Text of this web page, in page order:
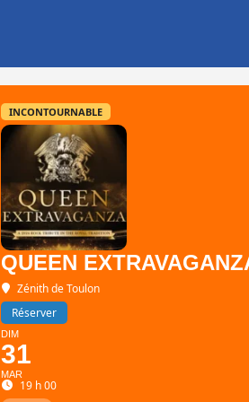
INCONTOURNABLE
QUEEN
Zénith de Toulon
Réserver
DIM
31
MAR
19 h 00